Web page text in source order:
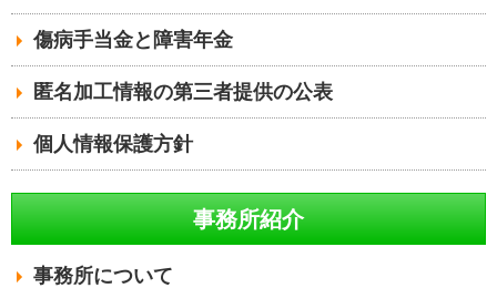
傷病手当金と障害年金
匿名加工情報の第三者提供の公表
個人情報保護方針
事務所紹介
事務所について